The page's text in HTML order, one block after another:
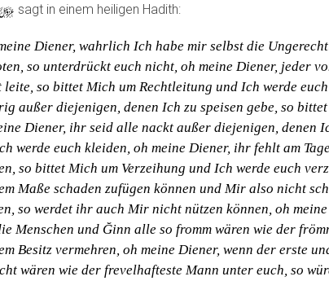
y sagt in einem heiligen Hadith:
Diener, wahrlich Ich habe mir selbst die
so unterdrückt euch nicht, oh meine Diener, jeder
leite, so bittet Mich um Rechtleitung und Ich werde
außer diejenigen, denen Ich zu speisen gebe, so
Diener, ihr seid alle nackt außer diejenigen, denen
werde euch kleiden, oh meine Diener, ihr fehlt am
so bittet Mich um Verzeihung und Ich werde euch
Maße schaden zufügen können und Mir also nicht
so werdet ihr auch Mir nicht nützen können, oh
Menschen und Ğinn alle so fromm wären wie der
Besitz vermehren, oh meine Diener, wenn der erste
wären wie der frevelhafteste Mann unter euch, so